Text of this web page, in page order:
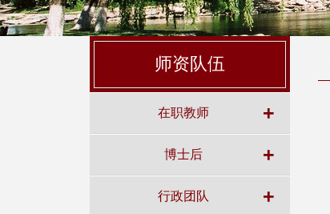
师资队伍
在职教师 +
博士后 +
行政团队 +